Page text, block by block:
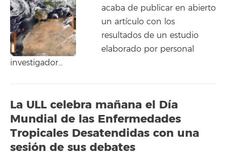
acaba de publicar en abierto
un artículo con los
resultados de un estudio
elaborado por personal
investigador…
La ULL celebra mañana el Día
Mundial de las Enfermedades
Tropicales Desatendidas con una
sesión de sus debates